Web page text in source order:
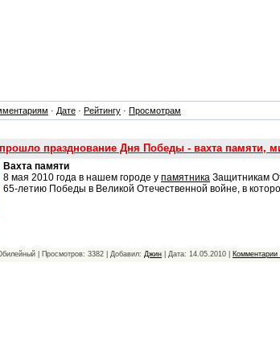
· Дате · Рейтингу · Просмотрам
празднование Дня Победы - вахта памяти,
Вахта памяти
8 мая 2010 года в нашем городе у памятника Защитникам
65-летию Победы в Великой Отечественной войне, в
| Просмотров: 3382 | Добавил: Джин | Дата: 14.05.2010 Комментарии